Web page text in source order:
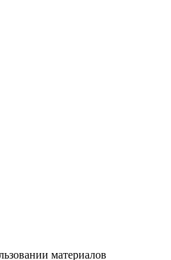
материалов